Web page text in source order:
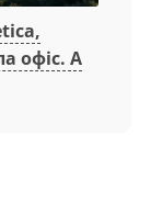
офіс. А